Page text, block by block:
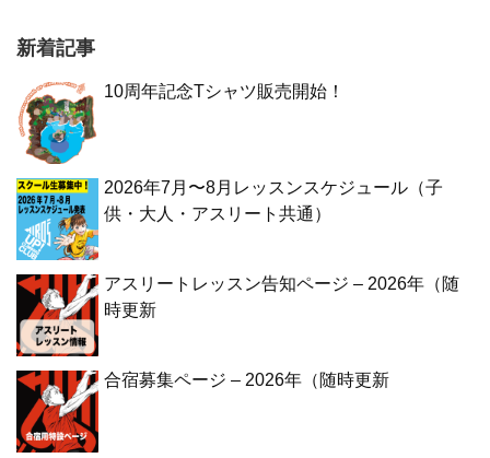
新着記事
10周年記念Tシャツ販売開始！
2026年7月〜8月レッスンスケジュール（子
供・大人・アスリート共通）
アスリートレッスン告知ページ – 2026年（随
時更新
合宿募集ページ – 2026年（随時更新